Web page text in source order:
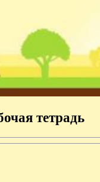
тетрадь